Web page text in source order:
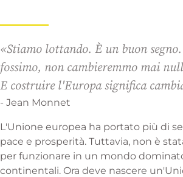
«Stiamo lottando. È un buon
fossimo, non cambieremmo mai
E costruire l'Europa significa
- Jean Monnet
L'Unione europea ha portato più di
pace e prosperità. Tuttavia, non è
per funzionare in un mondo
continentali. Ora deve nascere